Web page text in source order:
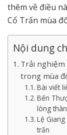
thêm về điều
Cổ Trấn mùa
Nội dung
Trải nghiệm
trong mùa
Bài viết
Bến
lòng
Lệ
trấn